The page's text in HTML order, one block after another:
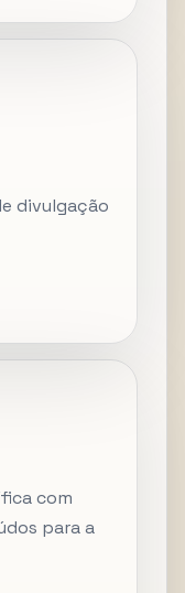
divulgação
com
para a